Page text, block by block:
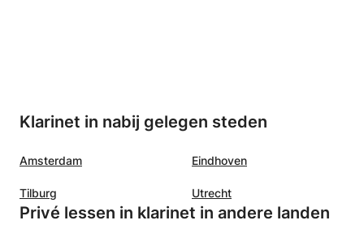
Klarinet in nabij gelegen steden
Amsterdam Eindhoven
Tilburg Utrecht
Privé lessen in klarinet in andere landen